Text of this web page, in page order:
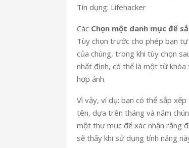
Tín dụng: Lifehacker
Các Chọn một danh mục để
Tùy chọn trước cho phép bạn
của chúng, trong khi tùy chọn
nhất định, có thể là một từ
hợp ảnh.
Vì vậy, ví dụ: bạn có thể sắp
tên, dựa trên tháng và năm
một thư mục để xác nhận rằng
sẽ thấy khi sử dụng tính năng